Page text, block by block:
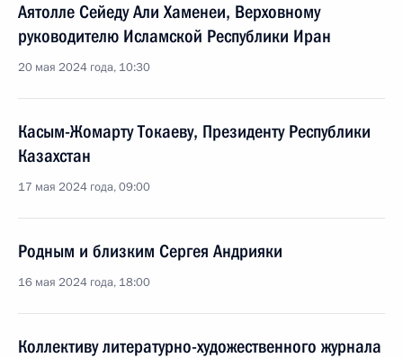
Аятолле Сейеду Али Хаменеи, Верховному
руководителю Исламской Республики Иран
20 мая 2024 года, 10:30
Касым-Жомарту Токаеву, Президенту Республики
Казахстан
17 мая 2024 года, 09:00
Родным и близким Сергея Андрияки
16 мая 2024 года, 18:00
Коллективу литературно-художественного журнала